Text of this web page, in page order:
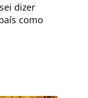
dizer
como